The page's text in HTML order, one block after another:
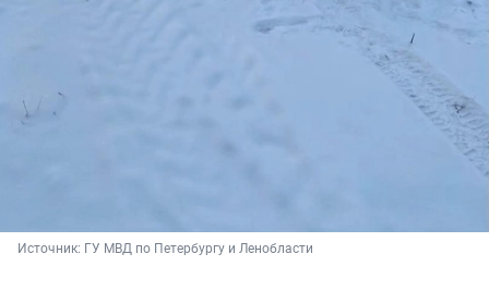
Источник: ГУ МВД по Петербургу и Ленобласти